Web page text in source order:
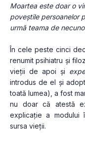
Moartea este doar o
poveștile persoanelor
urmă teama de
În cele peste cinci
renumit psihiatru și
vieții de apoi și
introdus de el și
toată lumea), a fost
nu doar că atestă
explicație a modului
sursa vieții.